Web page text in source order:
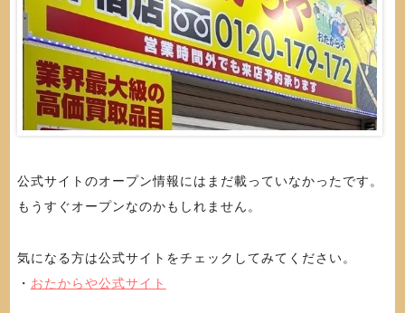
公式サイトのオープン情報にはまだ載っていなかったです。
もうすぐオープンなのかもしれません。
気になる方は公式サイトをチェックしてみてください。
・ おたからや公式サイト